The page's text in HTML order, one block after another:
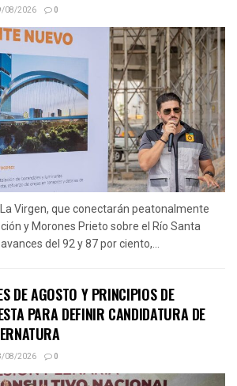
08/2026 0
La Virgen, que conectarán peatonalmente
y Morones Prieto sobre el Río Santa
del 92 y 87 por ciento,...
DE AGOSTO Y PRINCIPIOS DE
PARA DEFINIR CANDIDATURA DE
08/2026 0